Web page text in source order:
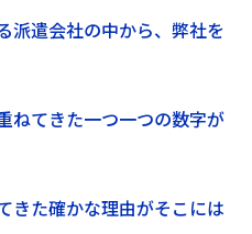
派遣会社の中から、弊社を
ねてきた一つ一つの数字が
きた確かな理由がそこには